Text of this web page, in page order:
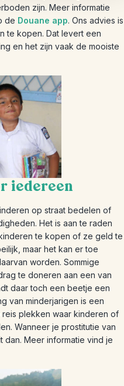
zijn. Meer informatie
de Douane app. Ons advies is
te kopen. Dat levert een
en het zijn vaak de mooiste
iedereen
op straat bedelen of
Het is aan te raden
te kopen of ze geld te
maar het kan er toe
worden. Sommige
te doneren aan een van
daar toch een beetje een
van minderjarigen is een
plekken waar kinderen of
Wanneer je prostitutie van
dan. Meer informatie vind je